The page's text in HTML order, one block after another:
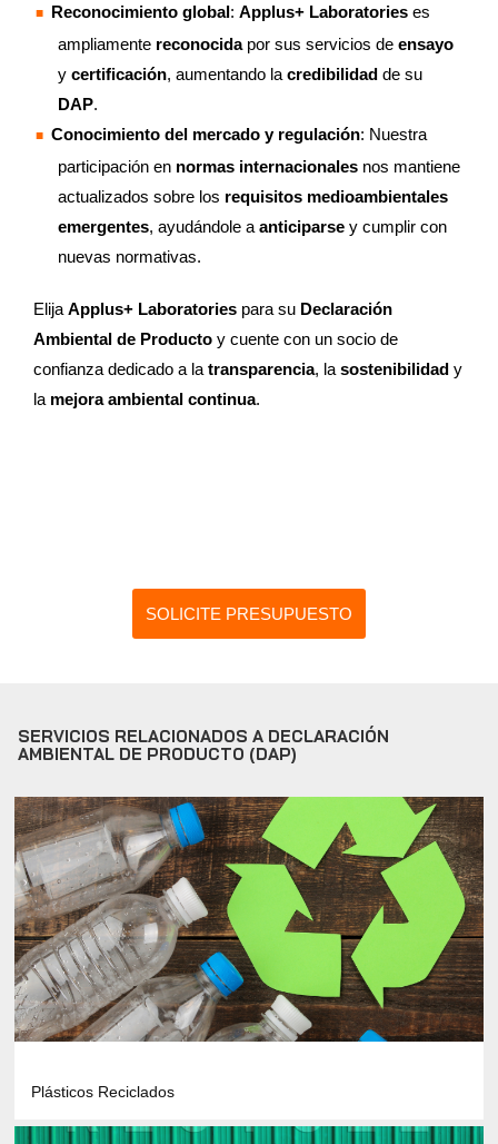
Reconocimiento global: Applus+ Laboratories es
ampliamente reconocidapor sus servicios de ensayo
y certificación, aumentando la credibilidad de su
DAP.
Conocimiento del mercado y regulación: Nuestra
participación en normas internacionales nos mantiene
actualizados sobre los requisitos medioambientales
emergentes, ayudándole a anticiparse y cumplir con
nuevas normativas.
Elija Applus+ Laboratories para su Declaración
Ambiental de Producto y cuente con un socio de
confianza dedicado a la transparencia, la sostenibilidad y
la mejora ambiental continua.
SOLICITE PRESUPUESTO
SERVICIOS RELACIONADOS A DECLARACIÓN
AMBIENTAL DE PRODUCTO (DAP)
Plásticos Reciclados